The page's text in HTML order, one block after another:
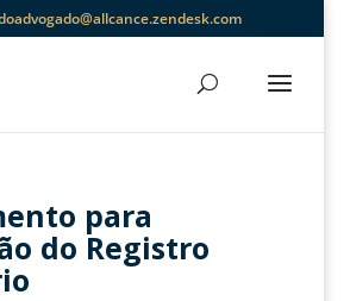
para
do Registro